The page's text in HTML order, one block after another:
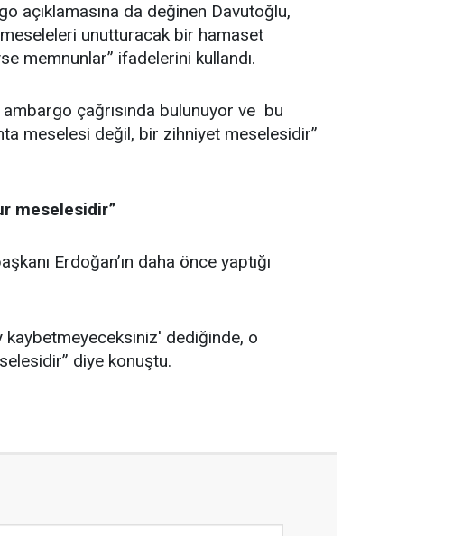
açıklamasına da değinen Davutoğlu,
unutturacak bir hamaset
memnunlar” ifadelerini kullandı.
çağrısında bulunuyor ve bu
meselesi değil, bir zihniyet meselesidir”
meselesidir”
Erdoğan’ın daha önce yaptığı
kaybetmeyeceksiniz' dediğinde, o
diye konuştu.